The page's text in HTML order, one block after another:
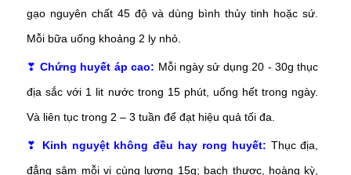
gạo nguyên chất 45 độ và dùng bình thủy tinh hoặc sứ.
Mỗi bữa uống khoảng 2 ly nhỏ.
❣ Chứng huyết áp cao: Mỗi ngày sử dụng 20 - 30g thục
địa sắc với 1 lit nước trong 15 phút, uống hết trong ngày.
Và liên tục trong 2 – 3 tuần để đạt hiệu quả tối đa.
❣ Kinh nguyệt không đều hay rong huyết: Thục địa,
đẳng sâm mỗi vị cùng lượng 15g; bạch thược, hoàng kỳ,